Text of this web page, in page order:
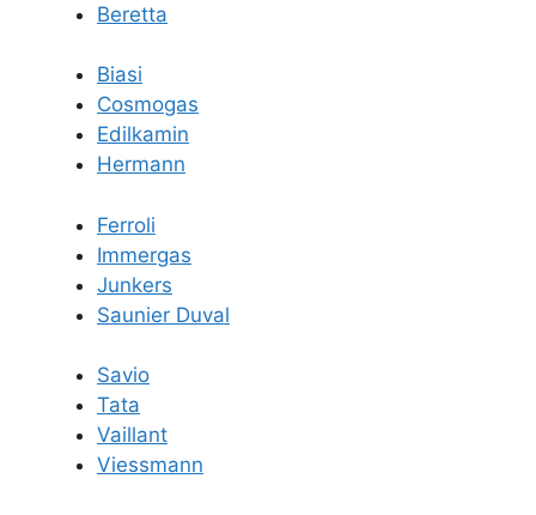
Beretta
Biasi
Cosmogas
Edilkamin
Hermann
Ferroli
Immergas
Junkers
Saunier Duval
Savio
Tata
Vaillant
Viessmann